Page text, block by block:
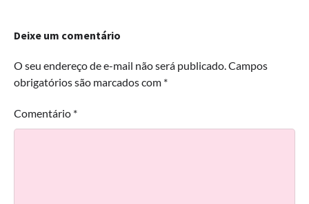
Deixe um comentário
O seu endereço de e-mail não será publicado.Campos
obrigatórios são marcados com *
Comentário *